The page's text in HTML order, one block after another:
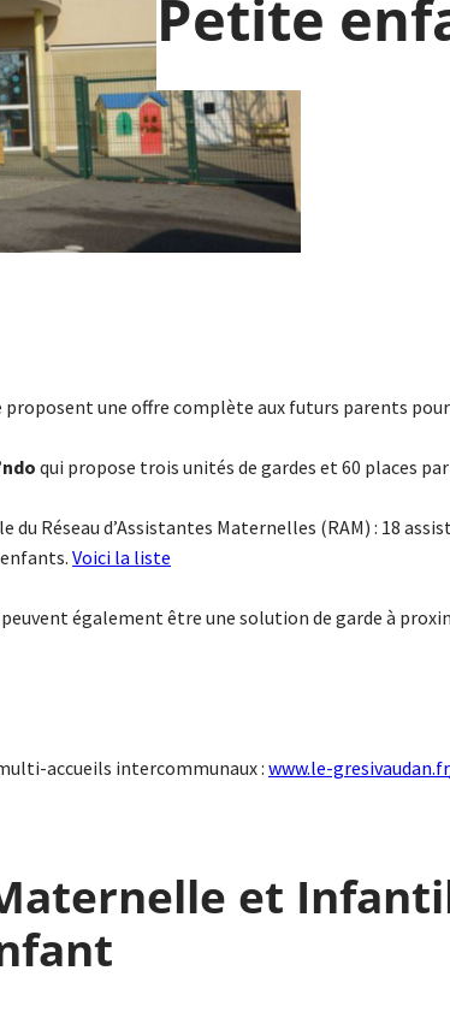
Petite
proposent une offre complète aux futurs parents
qui propose trois unités de gardes et 60 places
Réseau d’Assistantes Maternelles (RAM) : 18
Voici la liste
également être une solution de garde à
accueils intercommunaux : www.le-
et